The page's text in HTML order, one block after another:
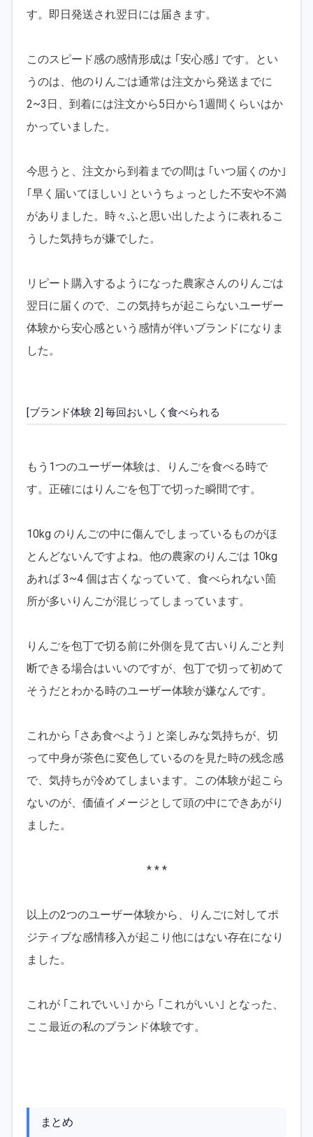
す。即日発送され翌日には届きます。
このスピード感の感情形成は ｢安心感｣ です。とい
うのは、他のりんごは通常は注文から発送までに
2~3日、到着には注文から5日から1週間くらいはか
かっていました。
今思うと、注文から到着までの間は ｢いつ届くのか｣
｢早く届いてほしい｣ というちょっとした不安や不満
がありました。時々ふと思い出したように表れるこ
うした気持ちが嫌でした。
リピート購入するようになった農家さんのりんごは
翌日に届くので、この気持ちが起こらないユーザー
体験から安心感という感情が伴いブランドになりま
した。
[ブランド体験 2] 毎回おいしく食べられる
もう1つのユーザー体験は、りんごを食べる時で
す。正確にはりんごを包丁で切った瞬間です。
10kg のりんごの中に傷んでしまっているものがほ
とんどないんですよね。他の農家のりんごは 10kg
あれば 3~4 個は古くなっていて、食べられない箇
所が多いりんごが混じってしまっています。
りんごを包丁で切る前に外側を見て古いりんごと判
断できる場合はいいのですが、包丁で切って初めて
そうだとわかる時のユーザー体験が嫌なんです。
これから ｢さあ食べよう｣ と楽しみな気持ちが、切
って中身が茶色に変色しているのを見た時の残念感
で、気持ちが冷めてしまいます。この体験が起こら
ないのが、価値イメージとして頭の中にできあがり
ました。
* * *
以上の2つのユーザー体験から、りんごに対してポ
ジティブな感情移入が起こり他にはない存在になり
ました。
これが ｢これでいい｣ から ｢これがいい｣ となった、
ここ最近の私のブランド体験です。
まとめ